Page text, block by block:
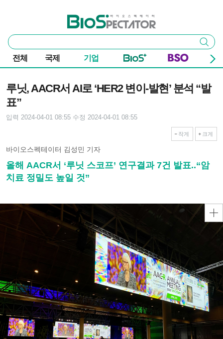
바이오스펙테이터
통
합
검
색
검색
전체 국제 기업
루닛, AACR서 AI로 ‘HER2 변이-발현’ 분석 “발
표”
입력 2024-04-01 08:55 수정 2024-04-01 08:55
작게 크게
바이오스펙테이터 김성민 기자
올해 AACR서 ‘루닛 스코프’ 연구결과 7건 발표..“암
치료 정밀도 높일 것”